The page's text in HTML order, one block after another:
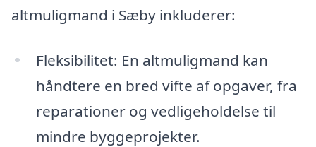
altmuligmand i Sæby inkluderer:
Fleksibilitet: En altmuligmand kan
håndtere en bred vifte af opgaver, fra
reparationer og vedligeholdelse til
mindre byggeprojekter.